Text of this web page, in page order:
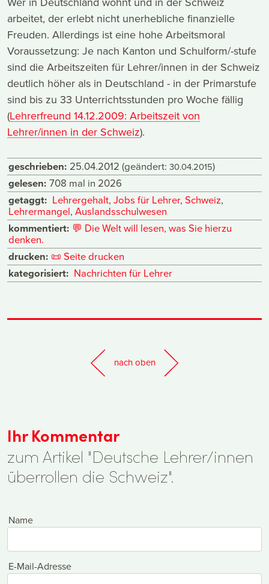
arbeitet, der erlebt nicht unerhebliche finanzielle
Freuden. Allerdings ist eine hohe Arbeitsmoral
Voraussetzung: Je nach Kanton und Schulform/-stufe
sind die Arbeitszeiten für Lehrer/innen in der Schweiz
deutlich höher als in Deutschland - in der Primarstufe
sind bis zu 33 Unterrichtsstunden pro Woche fällig
(Lehrerfreund 14.12.2009: Arbeitszeit von
Lehrer/innen in der Schweiz).
geschrieben: 25.04.2012 (geändert: 30.04.2015)
gelesen: 708 mal in 2026
getaggt: Lehrergehalt, Jobs für Lehrer, Schweiz,
Lehrermangel,Auslandsschulwesen
kommentiert: 💬 Die Welt will lesen, was Sie hierzu
denken.
drucken: 📜 Seite drucken
kategorisiert: Nachrichten für Lehrer
nach oben
Ihr Kommentar
zum Artikel "Deutsche Lehrer/innen
überrollen die Schweiz".
Name
E-Mail-Adresse